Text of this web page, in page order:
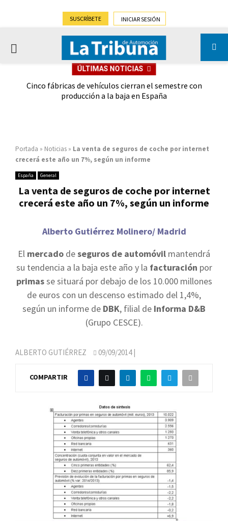
SUSCRÍBETE INICIAR SESIÓN
PRIMARY
ÚLTIMAS NOTICIAS
Cinco fábricas de vehículos cierran el semestre con
producción a la baja en España
Portada » Noticias » La venta de seguros de coche por internet
crecerá este año un 7%, según un informe
España General
La venta de seguros de coche por internet
crecerá este año un 7%, según un informe
Alberto Gutiérrez Molinero/ Madrid
El mercado deseguros de automóvil mantendrá
su tendencia a la baja este año y la facturación por
primasse situará por debajo de los 10.000 millones
de euros con un descenso estimado del 1,4%,
según un informe de DBK, filial de Informa D&B
(Grupo CESCE).
ALBERTO GUTIÉRREZ 09/09/2014|
COMPARTIR